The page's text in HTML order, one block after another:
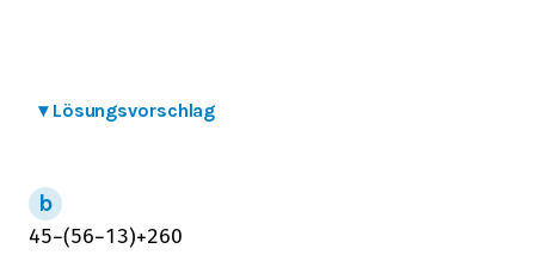
▾ Lösungsvorschlag
45−(56−1 3)+260